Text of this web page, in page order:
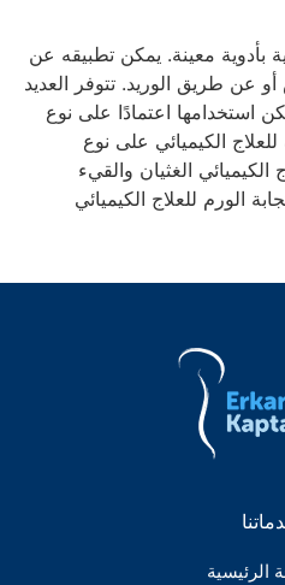
بأدوية معينة. يمكن تطبيقه عن
طريق الوريد. تتوفر العديد
استخدامها اعتمادًا على نوع
للعلاج الكيميائي على نوع
الغثيان والقيء
الورم للعلاج الكيميائي
الرئيسية